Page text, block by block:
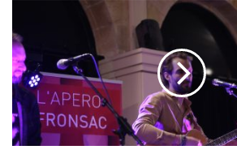
ouvert
ses
portes
!
vins
de
Fronsac :
les rendez-
vous
gourmands
immanquables